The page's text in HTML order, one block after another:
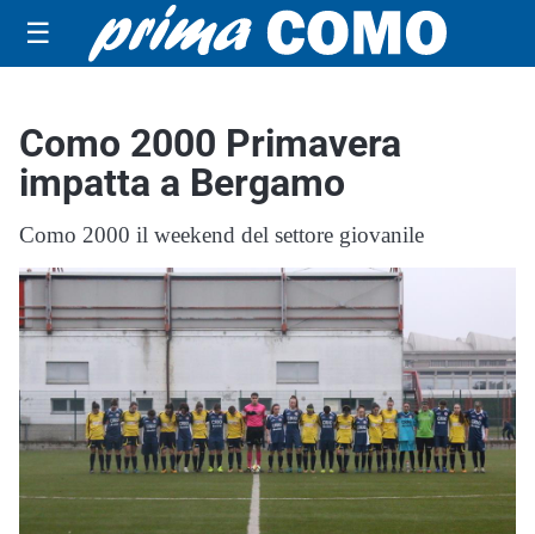
☰
Como 2000 Primavera
impatta a Bergamo
Como 2000 il weekend del settore giovanile